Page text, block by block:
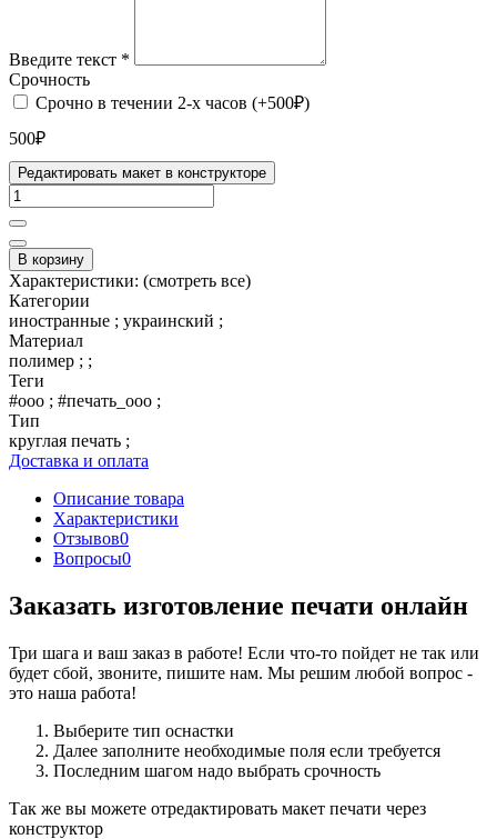
Введите текст *
Срочность
Срочно в течении 2-х часов (+500₽)
500₽
Редактировать макет в конструкторе
В корзину
Характеристики: (смотреть все)
Категории
иностранные ; украинский ;
Материал
полимер ; ;
Теги
#ооо ; #печать_ооо ;
Тип
круглая печать ;
Доставка и оплата
Описание товара
Характеристики
Отзывов0
Вопросы0
Заказать изготовление печати онлайн
Три шага и ваш заказ в работе! Если что-то пойдет не так или
будет сбой, звоните, пишите нам. Мы решим любой вопрос -
это наша работа!
Выберите тип оснастки
Далее заполните необходимые поля если требуется
Последним шагом надо выбрать срочность
Так же вы можете отредактировать макет печати через
конструктор